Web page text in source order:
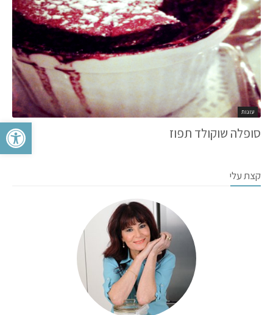
פתח
עוגות
סופלה שוקולד תפוז
קצת עלי